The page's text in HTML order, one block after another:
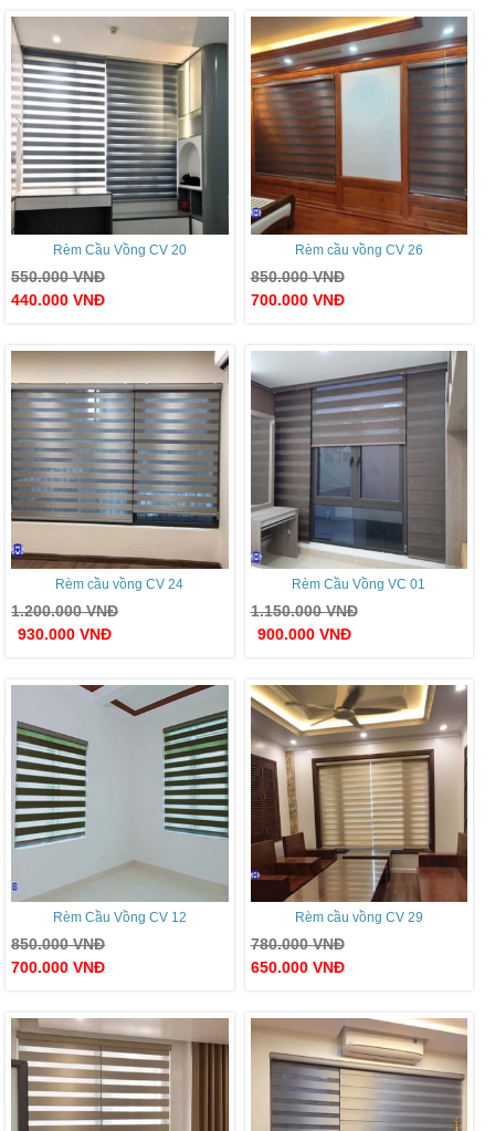
Rèm Cầu Vồng CV 20
550.000VNĐ
440.000 VNĐ
Rèm cầu vồng CV 26
850.000VNĐ
700.000 VNĐ
Rèm cầu vồng CV 24
1.200.000VNĐ
930.000 VNĐ
Rèm Cầu Vồng VC 01
1.150.000VNĐ
900.000 VNĐ
Rèm Cầu Vồng CV 12
850.000VNĐ
700.000 VNĐ
Rèm cầu vồng CV 29
780.000VNĐ
650.000 VNĐ